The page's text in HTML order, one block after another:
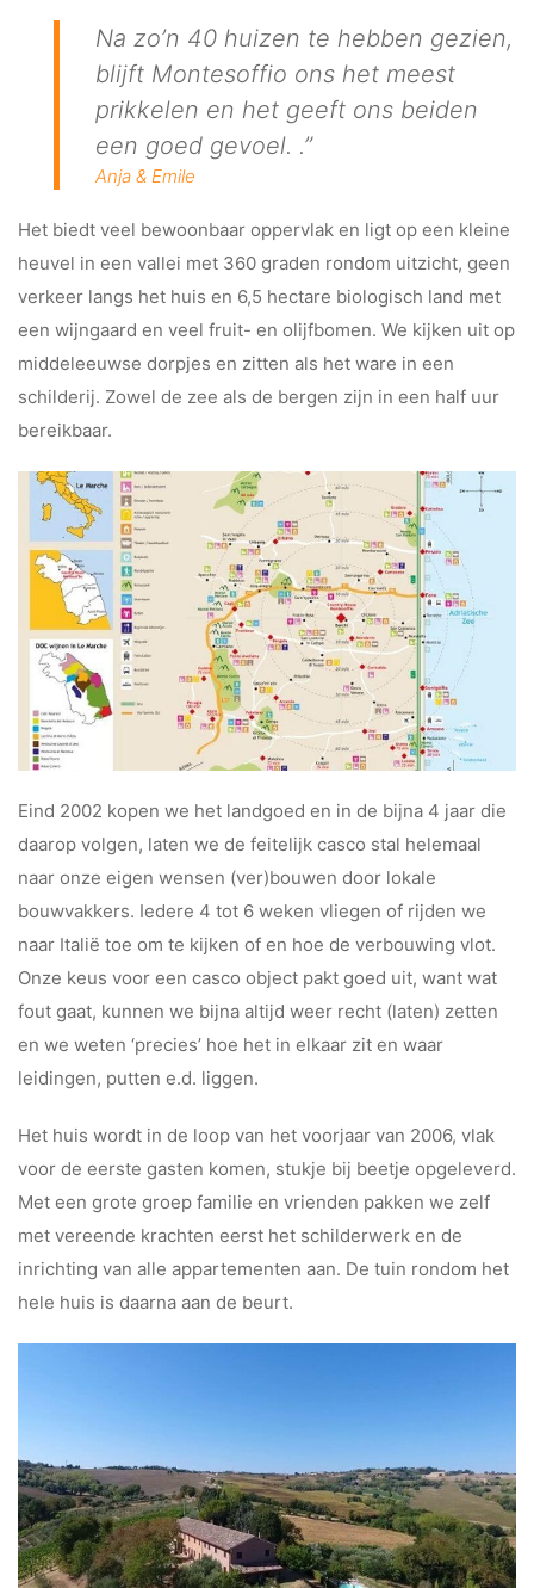
Na zo’n 40 huizen te hebben gezien,
blijft Montesoffio ons het meest
prikkelen en het geeft ons beiden
een goed gevoel. .”
Anja & Emile
Het biedt veel bewoonbaar oppervlak en ligt op een kleine
heuvel in een vallei met 360 graden rondom uitzicht, geen
verkeer langs het huis en 6,5 hectare biologisch land met
een wijngaard en veel fruit- en olijfbomen. We kijken uit op
middeleeuwse dorpjes en zitten als het ware in een
schilderij. Zowel de zee als de bergen zijn in een half uur
bereikbaar.
Eind 2002 kopen we het landgoed en in de bijna 4 jaar die
daarop volgen, laten we de feitelijk casco stal helemaal
naar onze eigen wensen (ver)bouwen door lokale
bouwvakkers. Iedere 4 tot 6 weken vliegen of rijden we
naar Italië toe om te kijken of en hoe de verbouwing vlot.
Onze keus voor een casco object pakt goed uit, want wat
fout gaat, kunnen we bijna altijd weer recht (laten) zetten
en we weten ‘precies’ hoe het in elkaar zit en waar
leidingen, putten e.d. liggen.
Het huis wordt in de loop van het voorjaar van 2006, vlak
voor de eerste gasten komen, stukje bij beetje opgeleverd.
Met een grote groep familie en vrienden pakken we zelf
met vereende krachten eerst het schilderwerk en de
inrichting van alle appartementen aan. De tuin rondom het
hele huis is daarna aan de beurt.